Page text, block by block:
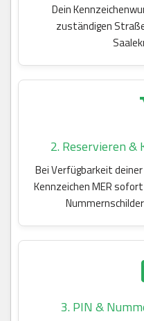
Dein
zuständigen
2. Reservieren &
Bei Verfügbarkeit
Kennzeichen MER
3. PIN &